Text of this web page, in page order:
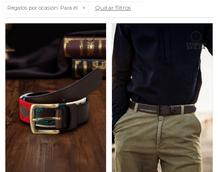
Regalos por ocasión: Para él Quitar filtros